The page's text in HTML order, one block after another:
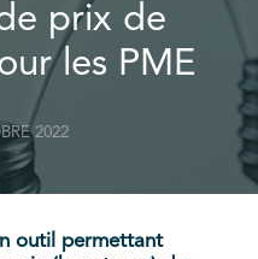
prix de
les PME
2022
outil permettant